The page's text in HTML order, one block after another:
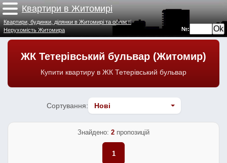
Квартири в Житомирі
№:
Квартири, будинки, ділянки в Житомирі та області
Нерухомість Житомира
ЖК Тетерівський бульвар (Житомир)
Купити квартиру в ЖК Тетерівський бульвар
Сортування:
Знайдено: 2 пропозицій
1